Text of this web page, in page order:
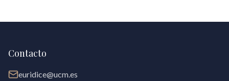
Contacto
euridice@ucm.es